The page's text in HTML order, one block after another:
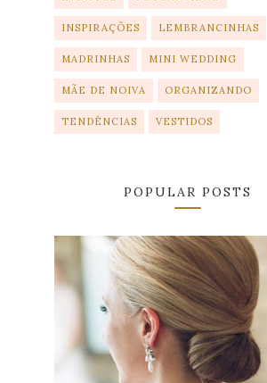
INSPIRAÇÕES LEMBRANCINHAS
MADRINHAS MINI WEDDING
MÃE DE NOIVA ORGANIZANDO
TENDÊNCIAS VESTIDOS
POPULAR POSTS